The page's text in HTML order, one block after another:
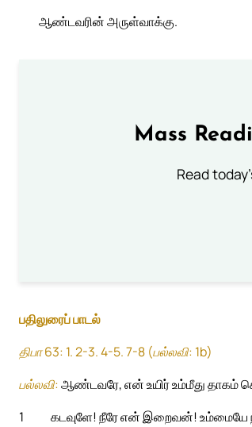
ஆண்டவரின் அருள்வாக்கு.
Mass
Read
பதிலுரைப் பாடல்
திபா 63: 1. 2-3. 4-5. 7-8 (பல்லவி: 1b)
பல்லவி:ஆண்டவரே, என் உயிர் உம்மீது தாகம்
1
கடவுளே! நீரே என் இறைவன்! உம்மையே